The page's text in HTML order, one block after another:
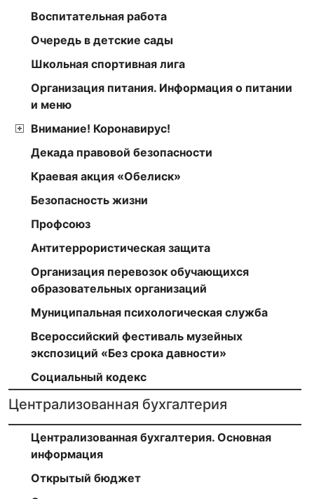
Воспитательная работа
Очередь в детские сады
Школьная спортивная лига
Организация питания. Информация о питании
и меню
Внимание! Коронавирус!
Декада правовой безопасности
Краевая акция «Обелиск»
Безопасность жизни
Профсоюз
Антитеррористическая защита
Организация перевозок обучающихся
образовательных организаций
Муниципальная психологическая служба
Всероссийский фестиваль музейных
экспозиций «Без срока давности»
Социальный кодекс
Централизованная бухгалтерия
Централизованная бухгалтерия. Основная
информация
Открытый бюджет